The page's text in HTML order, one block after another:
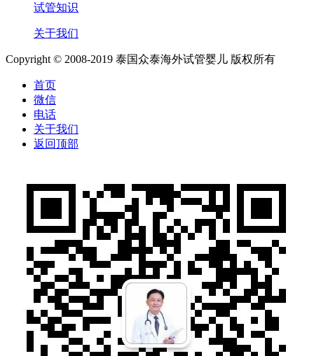
试管知识
关于我们
Copyright © 2008-2019 泰国众泰海外试管婴儿 版权所有
首页
微信
电话
关于我们
返回顶部